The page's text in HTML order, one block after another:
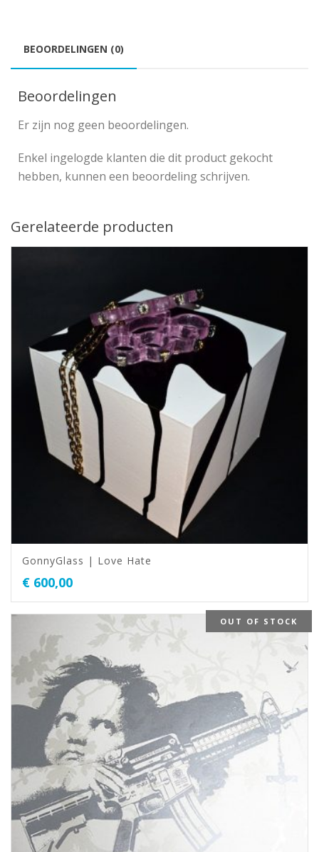
BEOORDELINGEN (0)
Beoordelingen
Er zijn nog geen beoordelingen.
Enkel ingelogde klanten die dit product gekocht
hebben, kunnen een beoordeling schrijven.
Gerelateerde producten
GonnyGlass | Love Hate
€ 600,00
OUT OF STOCK